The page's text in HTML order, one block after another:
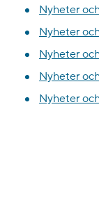
Nyheter
Nyheter
Nyheter
Nyheter
Nyheter